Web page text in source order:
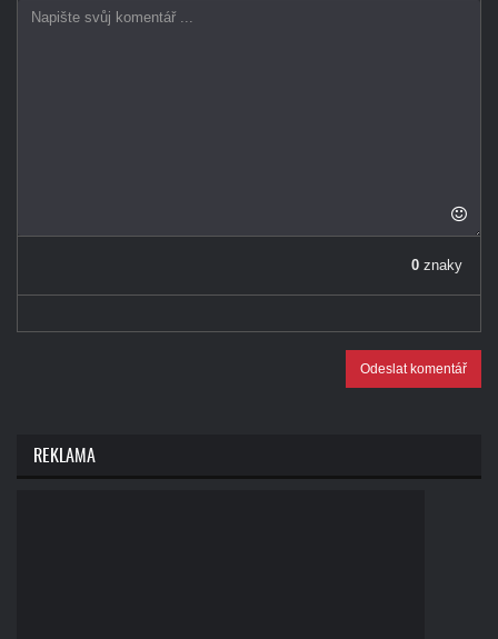
0 znaky
Odeslat komentář
REKLAMA